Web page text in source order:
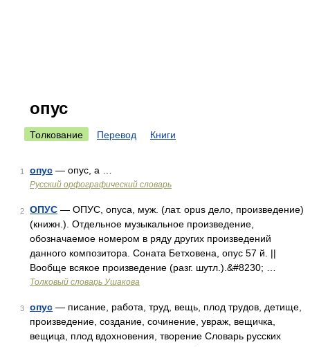
опус
Толкование Перевод Книги
1 опус — опус, а …
Русский орфографический словарь
2 ОПУС — ОПУС, опуса, муж. (лат. opus дело, произведение)
(книжн.). Отдельное музыкальное произведение,
обозначаемое номером в ряду других произведений
данного композитора. Соната Бетховена, опус 57 й. ||
Вообще всякое произведение (разг. шутл.).&#8230; …
Толковый словарь Ушакова
3 опус — писание, работа, труд, вещь, плод трудов, детище,
произведение, создание, сочинение, увраж, вещичка,
вещица, плод вдохновения, творение Словарь русских